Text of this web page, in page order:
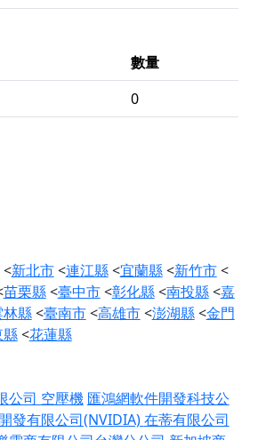
數量
0
<新北市<連江縣<宜蘭縣<新竹市<
苗栗縣<臺中市<彰化縣<南投縣<嘉
縣<臺南市<高雄市<澎湖縣<金門
<花蓮縣
公司 空壓機 匯鴻網軟件開發科技公
發有限公司(NVIDIA)在蒂有限公司